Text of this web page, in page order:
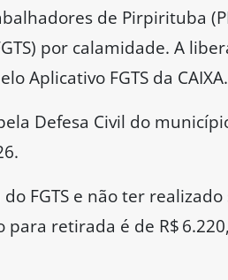
de Pirpirituba
por calamidade. A
Aplicativo FGTS da CAIXA.
Defesa Civil do
FGTS e não ter
retirada é de R$